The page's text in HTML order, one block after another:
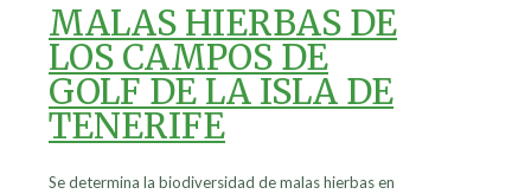
MALAS HIERBAS DE
LOS CAMPOS DE
GOLF DE LA ISLA DE
TENERIFE
Se determina la biodiversidad de malas hierbas en